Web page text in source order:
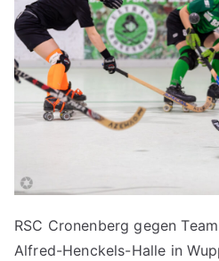
RSC Cronenberg gegen
Alfred-Henckels-Halle in